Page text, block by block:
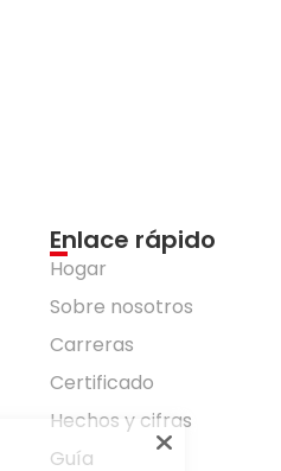
Enlace rápido
Hogar
Sobre nosotros
Carreras
Certificado
Hechos y cifras
Guía